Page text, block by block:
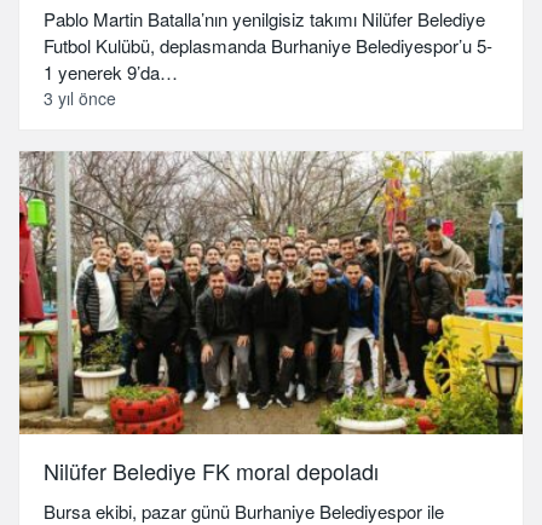
Pablo Martin Batalla’nın yenilgisiz takımı Nilüfer Belediye
Futbol Kulübü, deplasmanda Burhaniye Belediyespor’u 5-
1 yenerek 9’da…
3 yıl önce
Nilüfer Belediye FK moral depoladı
Bursa ekibi, pazar günü Burhaniye Belediyespor ile